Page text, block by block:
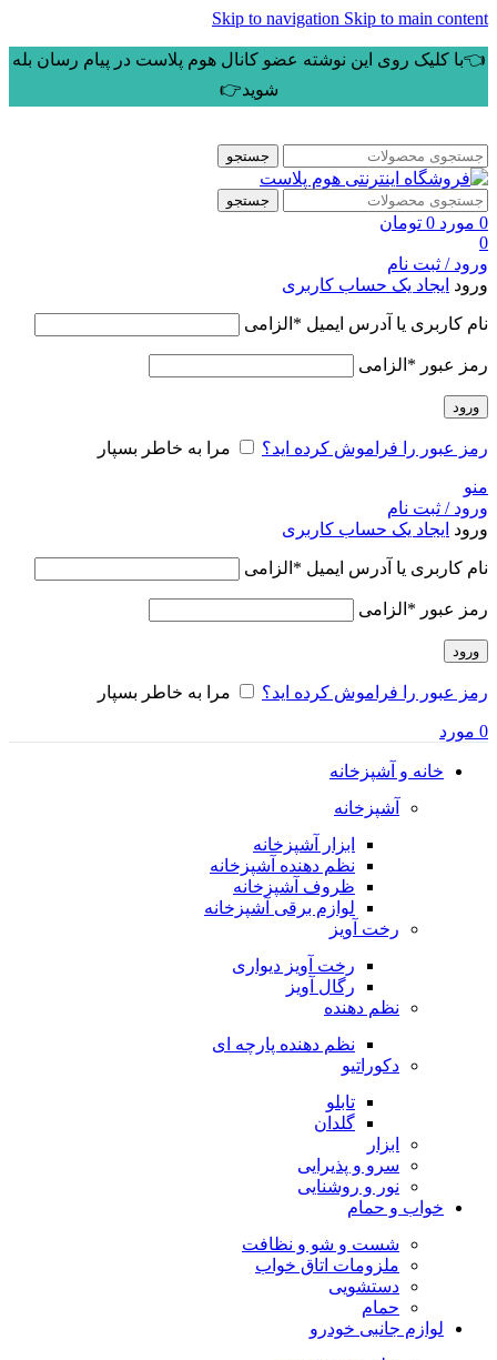
Skip to navigation Skip to main content
👈با کلیک روی این نوشته عضو کانال هوم پلاست در پیام رسان بله
شوید👉
جستجو
جستجو
0 مورد 0 تومان
0
ورود / ثبت نام
ورود ایجاد یک حساب کاربری
نام کاربری یا آدرس ایمیل * الزامی
رمز عبور * الزامی
ورود
رمز عبور را فراموش کرده اید؟ مرا به خاطر بسپار
منو
ورود / ثبت نام
ورود ایجاد یک حساب کاربری
نام کاربری یا آدرس ایمیل * الزامی
رمز عبور * الزامی
ورود
رمز عبور را فراموش کرده اید؟ مرا به خاطر بسپار
0 مورد
خانه و آشپزخانه
آشپزخانه
ابزار آشپزخانه
نظم دهنده آشپزخانه
ظروف آشپزخانه
لوازم برقی آشپزخانه
رخت آویز
رخت آویز دیواری
رگال آویز
نظم دهنده
نظم دهنده پارچه ای
دکوراتیو
تابلو
گلدان
ابزار
سرو و پذیرایی
نور و روشنایی
خواب و حمام
شست و شو و نظافت
ملزومات اتاق خواب
دستشویی
حمام
لوازم جانبی خودرو